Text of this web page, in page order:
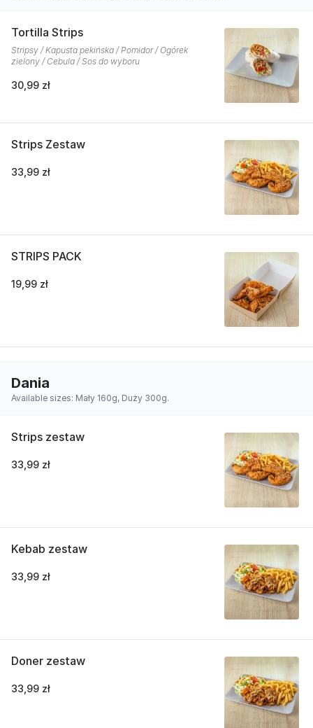
Tortilla Strips
Stripsy / Kapusta pekińska / Pomidor / Ogórek
zielony / Cebula / Sos do wyboru
30,99 zł
Strips Zestaw
33,99 zł
STRIPS PACK
19,99 zł
Dania
Available sizes: Mały 160g, Duży 300g.
Strips zestaw
33,99 zł
Kebab zestaw
33,99 zł
Doner zestaw
33,99 zł